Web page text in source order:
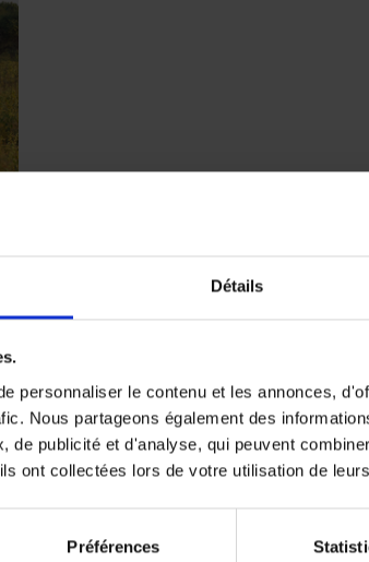
Détails
personnaliser le contenu et les annonces,
Nous partageons également des
de publicité et d'analyse, qui peuvent
ont collectées lors de votre utilisation de
Préférences